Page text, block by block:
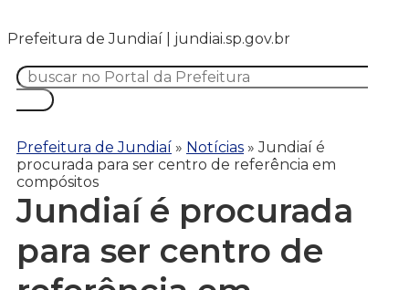
Prefeitura de Jundiaí | jundiai.sp.gov.br
Prefeitura de Jundiaí » Notícias »Jundiaí é
procurada para ser centro de referência em
compósitos
Jundiaí é procurada
para ser centro de